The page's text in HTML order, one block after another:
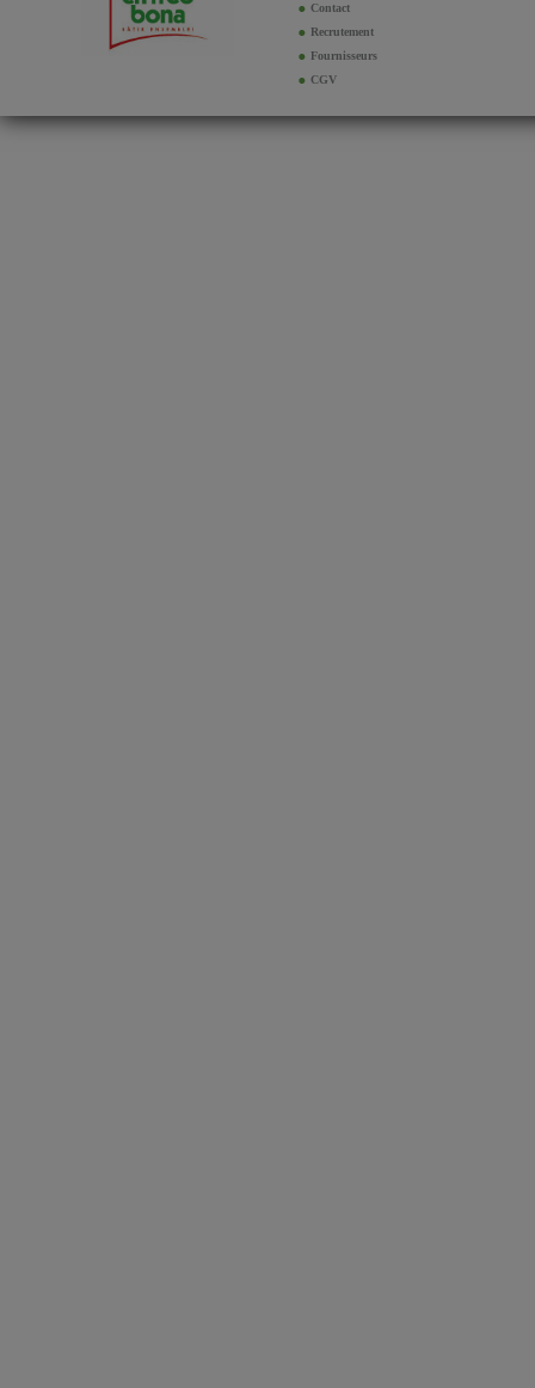
Contact
Recrutement
Fournisseurs
CGV